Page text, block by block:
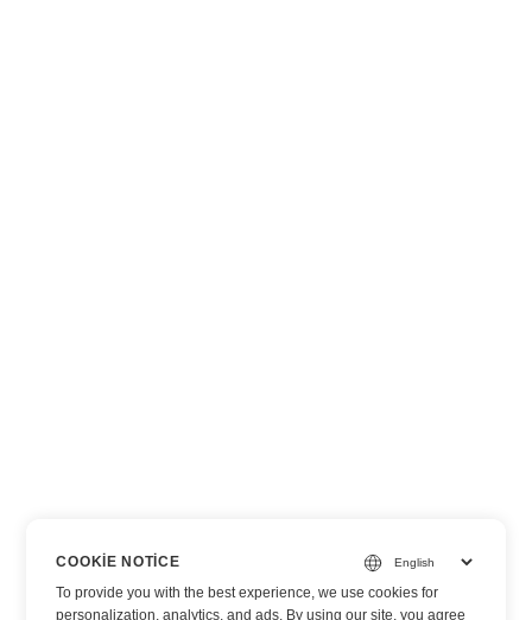
COOKIE NOTICE
To provide you with the best experience, we use cookies for
personalization, analytics, and ads. By using our site, you agree